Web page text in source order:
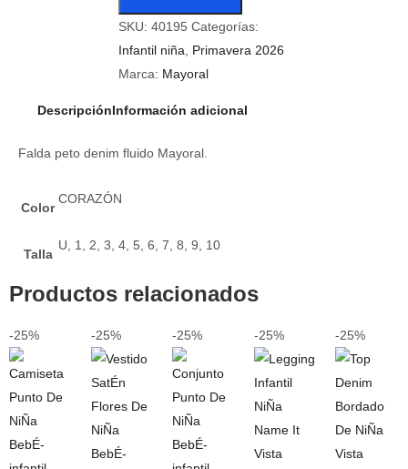
SKU: 40195 Categorías:
Infantil niña
Primavera 2026
Marca: Mayoral
DescripciónInformación adicional
Falda peto denim fluido Mayoral.
Color
CORAZÓN
Talla
U, 1, 2, 3, 4, 5, 6, 7, 8, 9, 10
Productos relacionados
-25% -25% -25% -25%
Vista
-25%
Vista